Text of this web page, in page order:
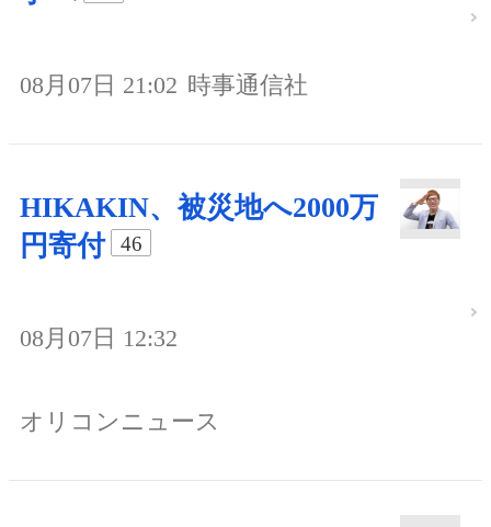
08月07日 21:02 時事通信社
HIKAKIN、被災地へ2000万
円寄付
46
08月07日 12:32
オリコンニュース